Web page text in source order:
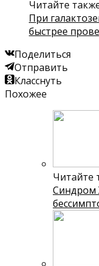
Читайте
При
быстрее
Поделиться
Отправить
Класснуть
Похожее
Читайте
Синдром